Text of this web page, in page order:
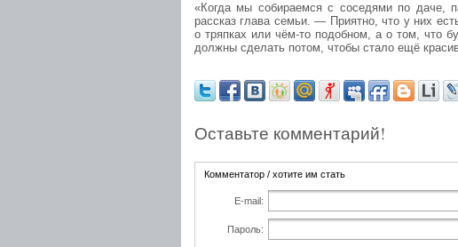
«Когда мы собираемся с соседями по
рассказ глава семьи. — Приятно, что у них
о тряпках или чём-то подобном, а о том, что
должны сделать потом, чтобы стало ещё
Оставьте комментарий!
Комментатор / хотите им стать
E-mail:
Пароль: